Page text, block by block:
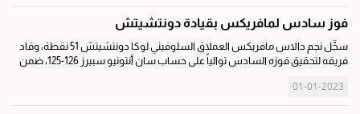
فوز سادس لمافريكس بقيادة دونتشيتش
سجَّل نجم دالاس مافريكس العملاق السلوفيني لوكا دونتشيتش 51 نقطة، وقاد
فريقه لتحقيق فوزه السادس توالياً على حساب سان أنتونيو سبيرز 126-125، ضمن
التهديفي 9...
01-01-2023